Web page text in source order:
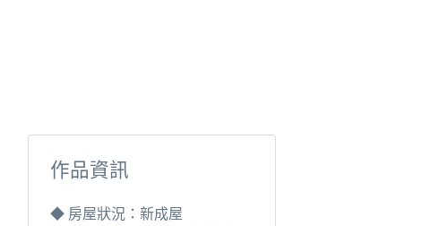
作品資訊
◆ 房屋狀況：新成屋